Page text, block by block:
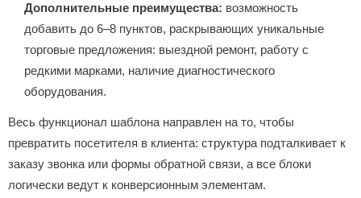
Дополнительные преимущества: возможность
добавить до 6–8 пунктов, раскрывающих уникальные
торговые предложения: выездной ремонт, работу с
редкими марками, наличие диагностического
оборудования.
Весь функционал шаблона направлен на то, чтобы
превратить посетителя в клиента: структура подталкивает к
заказу звонка или формы обратной связи, а все блоки
логически ведут к конверсионным элементам.